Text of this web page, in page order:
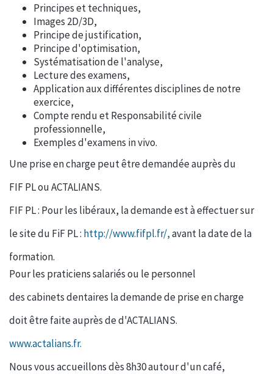
Principes et techniques,
Images 2D/3D,
Principe de justification,
Principe d'optimisation,
Systématisation de l'analyse,
Lecture des examens,
Application aux différentes disciplines de notre
exercice,
Compte rendu et Responsabilité civile
professionnelle,
Exemples d'examens in vivo.
Une prise en charge peut être demandée auprès du
FIF PL ou ACTALIANS.
FIF PL : Pour les libéraux, la demande est à effectuer sur
le site du FiF PL : http://www.fifpl.fr/,avant la date de la
formation.
Pour les praticiens salariés ou le personnel
des cabinets dentaires la demande de prise en charge
doit être faite auprès de d'ACTALIANS.
www.actalians.fr.
Nous vous accueillons dès 8h30 autour d'un café,